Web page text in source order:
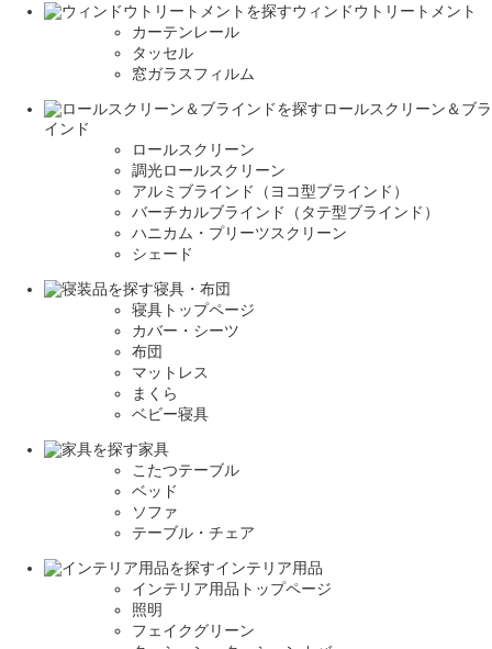
ウィンドウトリートメント
カーテンレール
タッセル
窓ガラスフィルム
ロールスクリーン＆ブラ
インド
ロールスクリーン
調光ロールスクリーン
アルミブラインド（ヨコ型ブラインド）
バーチカルブラインド（タテ型ブラインド）
ハニカム・プリーツスクリーン
シェード
寝具・布団
寝具トップページ
カバー・シーツ
布団
マットレス
まくら
ベビー寝具
家具
こたつテーブル
ベッド
ソファ
テーブル・チェア
インテリア用品
インテリア用品トップページ
照明
フェイクグリーン